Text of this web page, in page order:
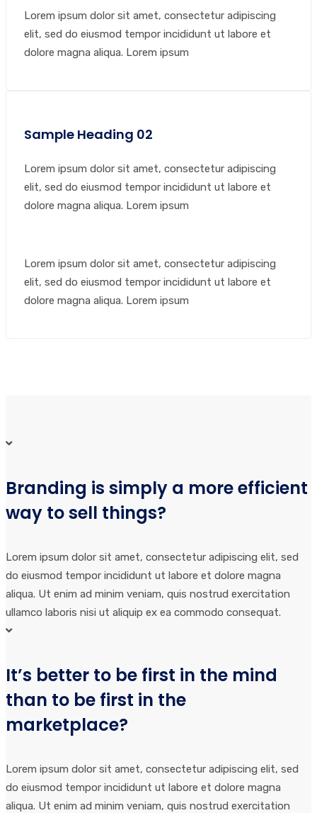
Lorem ipsum dolor sit amet, consectetur adipiscing
elit, sed do eiusmod tempor incididunt ut labore et
dolore magna aliqua. Lorem ipsum
Sample Heading 02
Lorem ipsum dolor sit amet, consectetur adipiscing
elit, sed do eiusmod tempor incididunt ut labore et
dolore magna aliqua. Lorem ipsum
Lorem ipsum dolor sit amet, consectetur adipiscing
elit, sed do eiusmod tempor incididunt ut labore et
dolore magna aliqua. Lorem ipsum
Branding is simply a more efficient
way to sell things?
Lorem ipsum dolor sit amet, consectetur adipiscing elit, sed
do eiusmod tempor incididunt ut labore et dolore magna
aliqua. Ut enim ad minim veniam, quis nostrud exercitation
ullamco laboris nisi ut aliquip ex ea commodo consequat.
It’s better to be first in the mind
than to be first in the
marketplace?
Lorem ipsum dolor sit amet, consectetur adipiscing elit, sed
do eiusmod tempor incididunt ut labore et dolore magna
aliqua. Ut enim ad minim veniam, quis nostrud exercitation